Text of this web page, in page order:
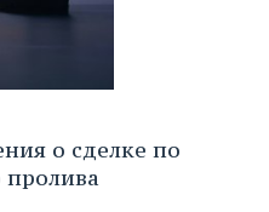
о сделке по